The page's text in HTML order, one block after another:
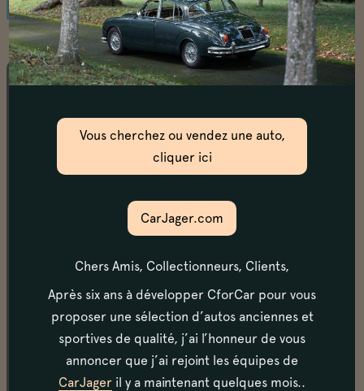
La mise sur le pont confirme que les longerons, bâti
moteur, passages de roues et planchers sont en
parfait état, sans corrosion.
Moteur & transmission
constructeur, à chaud comme à froid. Le moteur
prend bien ses tours dans un bruit caractéristique et
possède un ralenti stable, sans chauffer. Les
démarrages sont aisés, à froid comme à chaud.
Vous cherchez ou vendez une auto,
cliquer ici
CarJager.com
Chers Amis, Collectionneurs, Clients,
Après six ans à développer CforCar pour vous
proposer une sélection d’autos anciennes et
sportives de qualité, j’ai l’honneur de vous
annoncer que j’ai rejoint les équipes de
CarJager il y a maintenant quelques mois..